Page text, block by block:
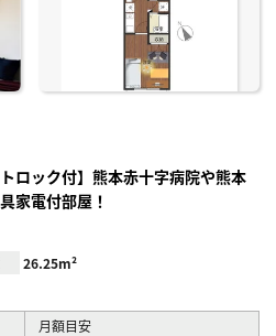
ロック付】熊本赤十字病院や熊本
家電付部屋！
26.25m²
月額目安